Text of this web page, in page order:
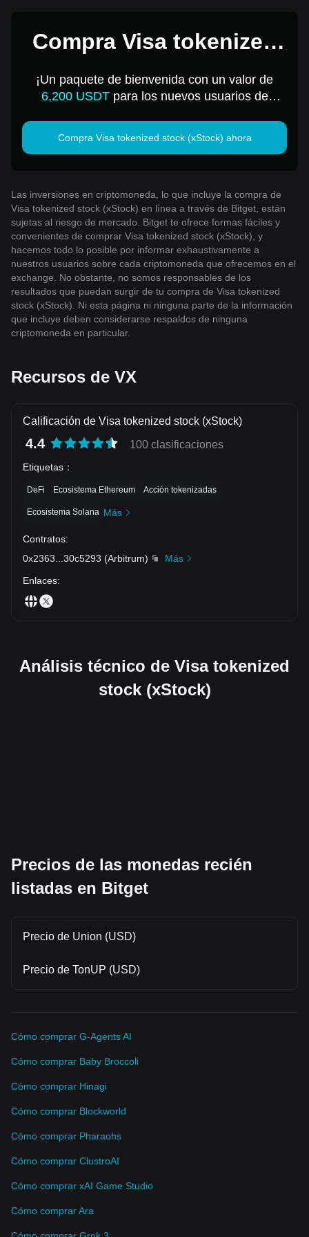
Compra Visa tokenized
USD
¡Un paquete de bienvenida con un valor de
6,200 USDTpara los nuevos usuarios de
Compra Visa tokenized stock (xStock) ahora
Las inversiones en criptomoneda, lo que incluye la compra de
Visa tokenized stock (xStock) en línea a través de Bitget, están
sujetas al riesgo de mercado. Bitget te ofrece formas fáciles y
convenientes de comprar Visa tokenized stock (xStock), y
hacemos todo lo posible por informar exhaustivamente a
nuestros usuarios sobre cada criptomoneda que ofrecemos en el
exchange. No obstante, no somos responsables de los
resultados que puedan surgir de tu compra de Visa tokenized
stock (xStock). Ni esta página ni ninguna parte de la información
que incluye deben considerarse respaldos de ninguna
criptomoneda en particular.
Recursos de VX
Calificación de Visa tokenized stock (xStock)
4.4 100 clasificaciones
Etiquetas ：
DeFi Ecosistema Ethereum Acción tokenizadas
Ecosistema Solana Más
Contratos:
0x2363
30c5293 (Arbitrum)
Más
Enlaces:
Análisis técnico de Visa tokenized
stock (xStock)
Precios de las monedas recién
listadas en Bitget
Precio de Union (USD)
Precio de TonUP (USD)
Cómo comprar G-Agents AI
Cómo comprar Baby Broccoli
Cómo comprar Hinagi
Cómo comprar Blockworld
Cómo comprar Pharaohs
Cómo comprar ClustroAI
Cómo comprar xAI Game Studio
Cómo comprar Ara